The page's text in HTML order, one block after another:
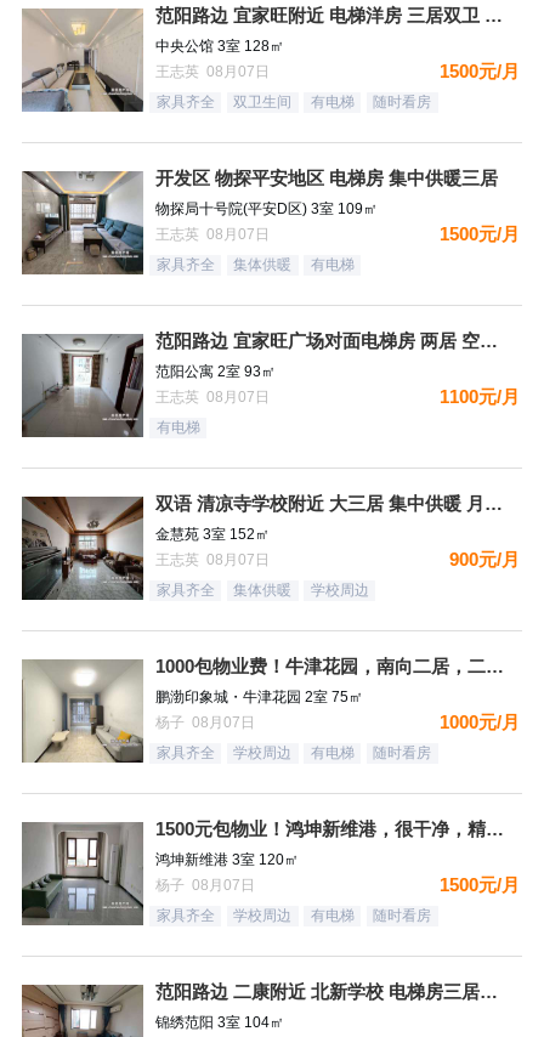
范阳路边 宜家旺附近 电梯洋房 三居双卫 有钥匙
中央公馆 3室 128㎡
王志英 08月07日
1500元/月
家具齐全 双卫生间 有电梯 随时看房
开发区 物探平安地区 电梯房 集中供暖三居
物探局十号院(平安D区) 3室 109㎡
王志英 08月07日
1500元/月
家具齐全 集体供暖 有电梯
范阳路边 宜家旺广场对面电梯房 两居 空房 可配齐
范阳公寓 2室 93㎡
王志英 08月07日
1100元/月
有电梯
双语 清凉寺学校附近 大三居 集中供暖 月租900
金慧苑 3室 152㎡
王志英 08月07日
900元/月
家具齐全 集体供暖 学校周边
1000包物业费！牛津花园，南向二居，二个空调，看房有钥匙
鹏渤印象城・牛津花园 2室 75㎡
杨子 08月07日
1000元/月
家具齐全 学校周边 有电梯 随时看房
1500元包物业！鸿坤新维港，很干净，精装自住标准，都齐全，
鸿坤新维港 3室 120㎡
杨子 08月07日
1500元/月
家具齐全 学校周边 有电梯 随时看房
范阳路边 二康附近 北新学校 电梯房三居室 拎包即住
锦绣范阳 3室 104㎡